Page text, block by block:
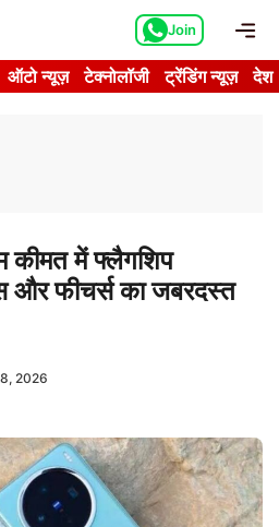
Join
ऑटो न्यूज़ टेक्नोलॉजी ट्रेंडिंग न्यूज़ देश
में फ्लैगशिप
और फीचर्स का जबरदस्त
2026